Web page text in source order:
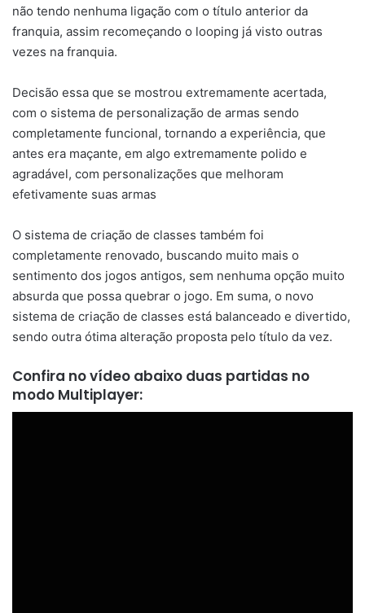
não tendo nenhuma ligação com o título anterior da
franquia, assim recomeçando o looping já visto outras
vezes na franquia.
Decisão essa que se mostrou extremamente acertada,
com o sistema de personalização de armas sendo
completamente funcional, tornando a experiência, que
antes era maçante, em algo extremamente polido e
agradável, com personalizações que melhoram
efetivamente suas armas
O sistema de criação de classes também foi
completamente renovado, buscando muito mais o
sentimento dos jogos antigos, sem nenhuma opção muito
absurda que possa quebrar o jogo. Em suma, o novo
sistema de criação de classes está balanceado e divertido,
sendo outra ótima alteração proposta pelo título da vez.
Confira no vídeo abaixo duas partidas no
modo Multiplayer: